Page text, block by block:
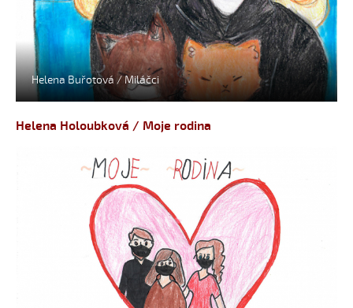
Helena Buřotová / Miláčci
Helena Holoubková / Moje rodina